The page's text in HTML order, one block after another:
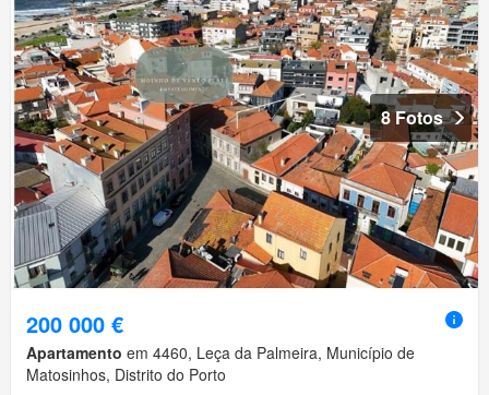
8 Fotos
200 000 €
Apartamento em 4460, Leça da Palmeira, Município de
Matosinhos, Distrito do Porto